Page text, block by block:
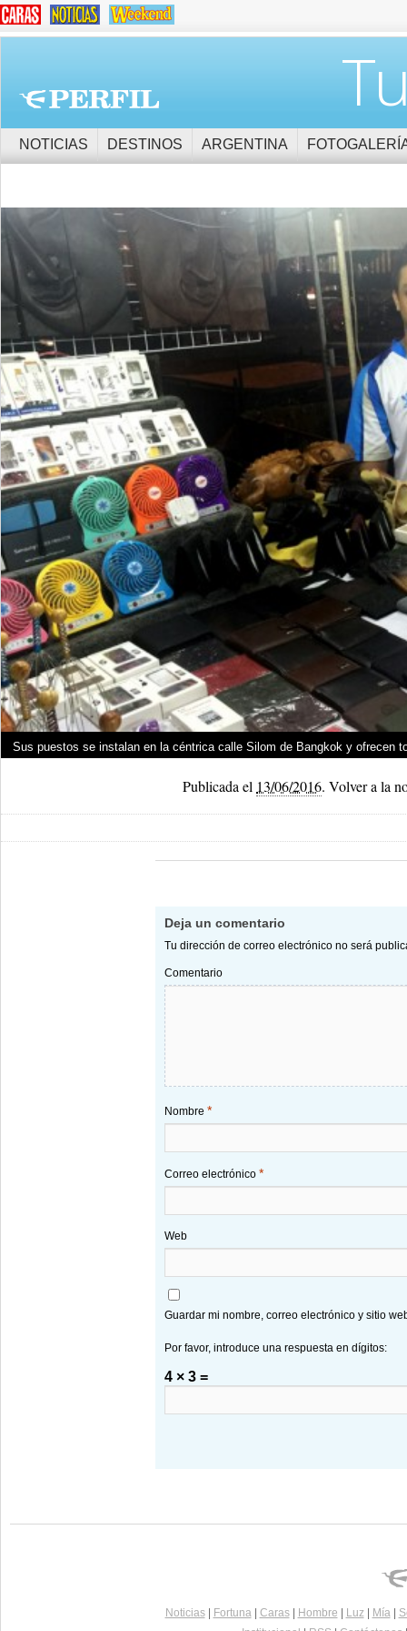
NOTICIAS DESTINOS ARGENTINA
Sus puestos se instalan en la céntrica calle Silom de Bangkok y ofrecen
Publicada el 13/06/2016. Volver a la
Deja un comentario
Tu dirección de correo electrónico no será
Comentario
Nombre *
Correo electrónico *
Web
Guardar mi nombre, correo electrónico y sitio
Por favor, introduce una respuesta en dígitos:
4 × 3 =
Noticias| Fortuna| Caras| Hombre Luz| Mía|